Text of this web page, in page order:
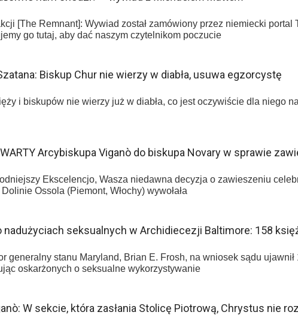
[The Remnant]: Wywiad został zamówiony przez niemiecki
go tutaj, aby dać naszym czytelnikom poczucie
Biskup Chur nie wierzy w diabła, usuwa egzorcystę
i biskupów nie wierzy już w diabła, co jest oczywiście dla niego
Arcybiskupa Viganò do biskupa Novary w sprawie
Ekscelencjo, Wasza niedawna decyzja o zawieszeniu
Ossola (Piemont, Włochy) wywołała
nadużyciach seksualnych w Archidiecezji Baltimore: 158
generalny stanu Maryland, Brian E. Frosh, na wniosek sądu
oskarżonych o seksualne wykorzystywanie
W sekcie, która zasłania Stolicę Piotrową, Chrystus nie